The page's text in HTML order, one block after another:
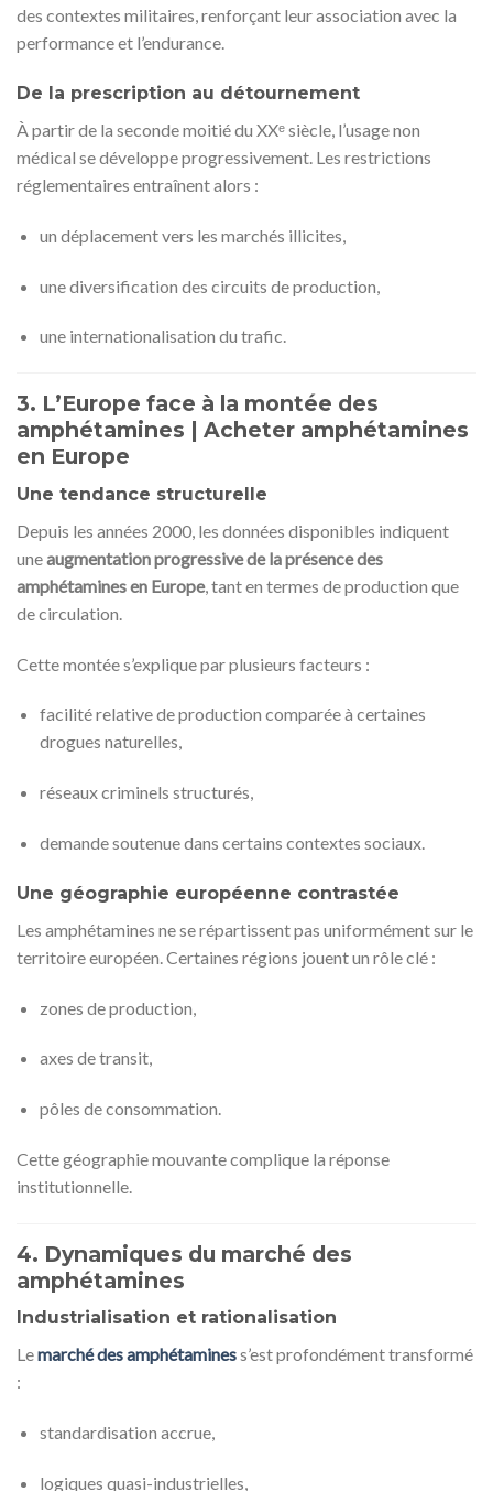
des contextes militaires, renforçant leur association avec la
performance et l’endurance.
De la prescription au détournement
À partir de la seconde moitié du XXᵉ siècle, l’usage non
médical se développe progressivement. Les restrictions
réglementaires entraînent alors :
un déplacement vers les marchés illicites,
une diversification des circuits de production,
une internationalisation du trafic.
3. L’Europe face à la montée des
amphétamines | Acheter amphétamines
en Europe
Une tendance structurelle
Depuis les années 2000, les données disponibles indiquent
uneaugmentation progressive de la présence des
amphétamines en Europe, tant en termes de production que
de circulation.
Cette montée s’explique par plusieurs facteurs :
facilité relative de production comparée à certaines
drogues naturelles,
réseaux criminels structurés,
demande soutenue dans certains contextes sociaux.
Une géographie européenne contrastée
Les amphétamines ne se répartissent pas uniformément sur le
territoire européen. Certaines régions jouent un rôle clé :
zones de production,
axes de transit,
pôles de consommation.
Cette géographie mouvante complique la réponse
institutionnelle.
4. Dynamiques du marché des
amphétamines
Industrialisation et rationalisation
Lemarché des amphétaminess’est profondément transformé
:
standardisation accrue,
logiques quasi-industrielles,